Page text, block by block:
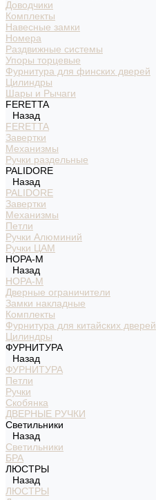
Доводчики
Комплекты
Навесные замки
Номера
Раздвижные системы
Упоры торцевые
Фурнитура для финских дверей
Цилиндры
Шары и Рычаги
FERETTA
Назад
FERETTA
Завертки
Механизмы
Ручки раздельные
PALIDORE
Назад
PALIDORE
Завертки
Механизмы
Петли
Ручки Алюминий
Ручки ЦАМ
НОРА-М
Назад
НОРА-М
Дверные ограничители
Замки накладные
Комплекты
Фурнитура для китайских дверей
Цилиндры
ФУРНИТУРА
Назад
ФУРНИТУРА
Петли
Ручки
Скобянка
ДВЕРНЫЕ РУЧКИ
Светильники
Назад
Светильники
БРА
ЛЮСТРЫ
Назад
ЛЮСТРЫ